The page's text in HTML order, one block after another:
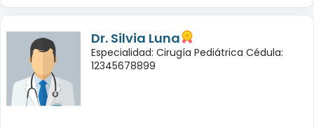
Dr. Silvia Luna
Especialidad: Cirugía Pediátrica Cédula:
12345678899